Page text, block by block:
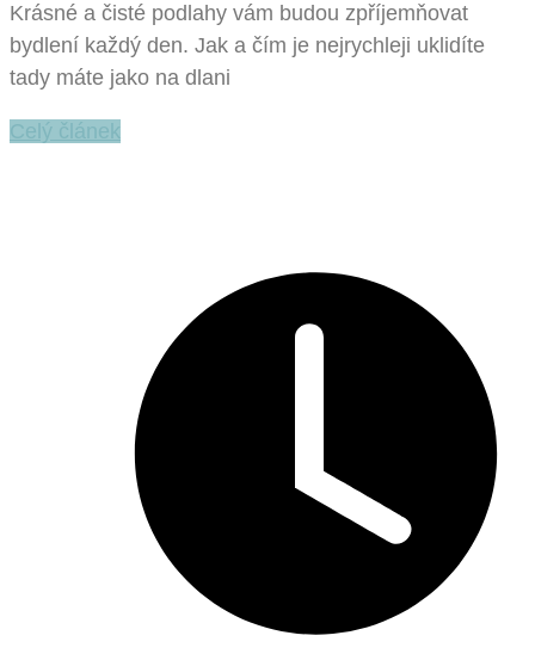
Krásné a čisté podlahy vám budou zpříjemňovat
bydlení každý den. Jak a čím je nejrychleji uklidíte
tady máte jako na dlani
Celý článek